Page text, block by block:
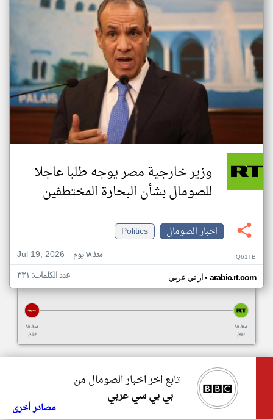
وزير خارجية مصر يوجه طلبا عاجلا
للصومال بشأن البحارة المختطفين
اخبار الصومال
Politics
Jul 19, 2026
منذ ١٨ يوم IQ61TB
ار تي عربي• arabic.rt.com عدد الكلمات: ٣٣١
منذ ١٨
يوم
منذ ١٨
يوم
تابع اخر اخبار الصومال من
بي بي سي عربي
مصادر أخرى